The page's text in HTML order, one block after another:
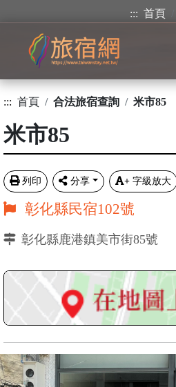
::: 首頁
::: 首頁 合法旅宿查詢 米市85
米市85
列印 分享 + 字級放大
彰化縣民宿102號
彰化縣鹿港鎮美市街85號